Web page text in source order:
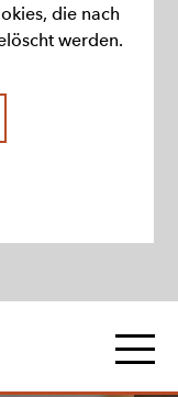
die nach
werden.